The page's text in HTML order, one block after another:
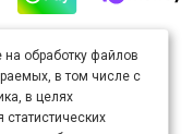
полицензии Creative
4.0
обработку файлов
в том числе с
в целях